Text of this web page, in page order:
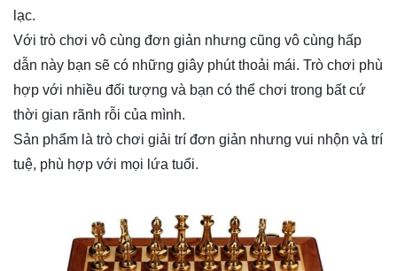
lạc.
Với trò chơi vô cùng đơn giản nhưng cũng vô cùng hấp
dẫn này bạn sẽ có những giây phút thoải mái. Trò chơi phù
hợp với nhiều đối tượng và bạn có thể chơi trong bất cứ
thời gian rãnh rỗi của mình.
Sản phẩm là trò chơi giải trí đơn giản nhưng vui nhộn và trí
tuệ, phù hợp với mọi lứa tuổi.